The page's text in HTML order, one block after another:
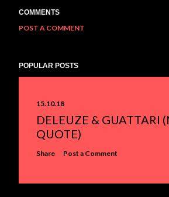
COMMENTS
POST A COMMENT
POPULAR POSTS
15.10.18
DELEUZE & GUATTARI
QUOTE)
Share Post a Comment